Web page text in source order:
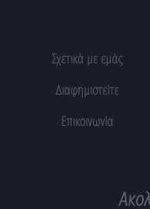
Σχετικά με εμάς
Διαφημιστείτε
Επικοινωνία